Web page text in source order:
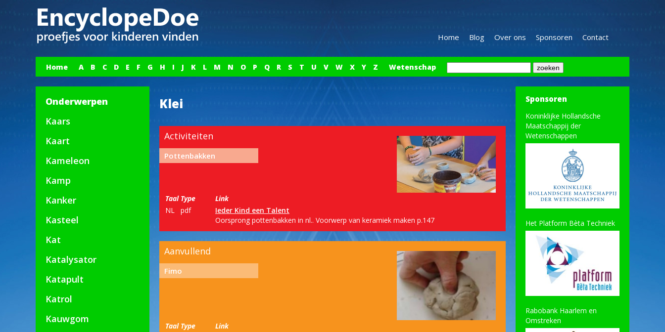
Home Blog Over ons Sponsoren Contact
Home A B C D E F G H I J K L M N O P Q R S T U V W X Y Z Wetenschap
Onderwerpen
Kaars
Kaart
Kameleon
Kamp
Kanker
Kasteel
Kat
Katalysator
Katapult
Katrol
Kauwgom
Klei
Activiteiten
Pottenbakken
Taal Type
Link
NL
pdf
Ieder Kind een Talent
Oorsprong pottenbakken in nl.. Voorwerp van keramiek maken p.147
Aanvullend
Fimo
Taal Type
Link
Sponsoren
Koninklijke Hollandsche
Maatschappij der
Wetenschappen
Het Platform Bèta Techniek
Rabobank Haarlem en
Omstreken